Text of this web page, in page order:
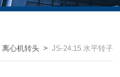
离心机转头 > JS-24.15 水平转子